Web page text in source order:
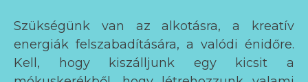
Szükségünk van az alkotásra, a kreatív
energiák felszabadítására, a valódi énidőre.
Kell, hogy kiszálljunk egy kicsit a